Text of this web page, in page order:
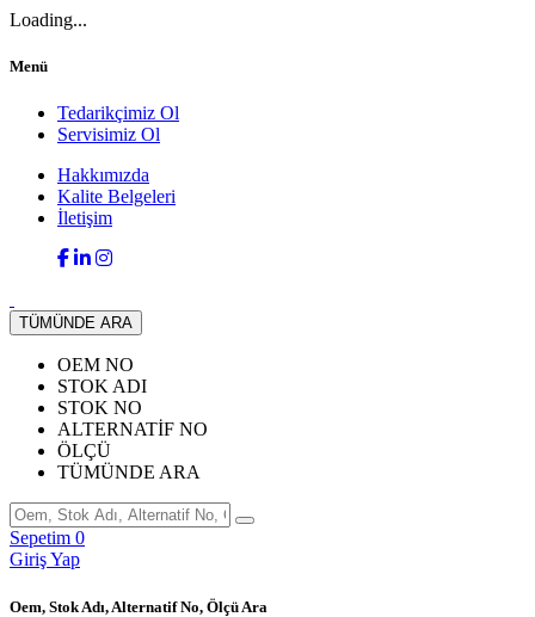
Loading...
Menü
Tedarikçimiz Ol
Servisimiz Ol
Hakkımızda
Kalite Belgeleri
İletişim
TÜMÜNDE ARA
OEM NO
STOK ADI
STOK NO
ALTERNATİF NO
ÖLÇÜ
TÜMÜNDE ARA
Sepetim 0
Giriş Yap
Oem, Stok Adı, Alternatif No, Ölçü Ara